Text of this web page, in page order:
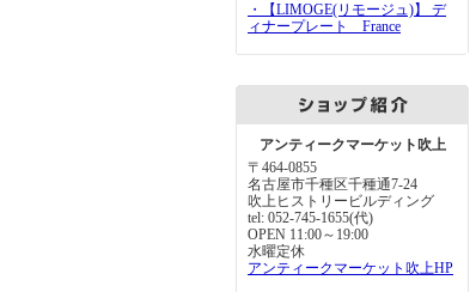
・【LIMOGE(リモージュ)】 デ
ィナープレート France
アンティークマーケット吹上
〒464-0855
名古屋市千種区千種通7-24
吹上ヒストリービルディング
tel: 052-745-1655(代)
OPEN 11:00～19:00
水曜定休
アンティークマーケット吹上HP